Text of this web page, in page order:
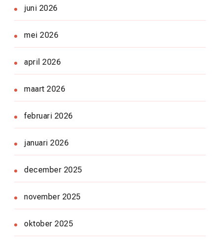
juni 2026
mei 2026
april 2026
maart 2026
februari 2026
januari 2026
december 2025
november 2025
oktober 2025